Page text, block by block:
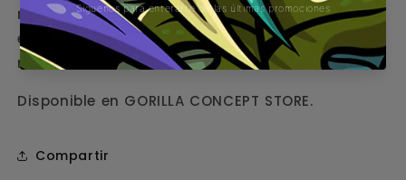
masajear suavemente durante unos minutos y
enjuagar. Evitar el contacto con los ojos y las
mucosas.
Disponible en GORILLA CONCEPT STORE.
Compartir